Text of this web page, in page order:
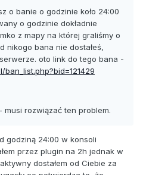
o banie o godzinie koło 24:00
o godzinie dokładnie
z mapy na której graliśmy o
nikogo bana nie dostałeś,
oto link do tego bana -
rozwiązać ten problem.
godziną 24:00 w konsoli
przez plugin na 2h jednak w
dostałem od Ciebie za